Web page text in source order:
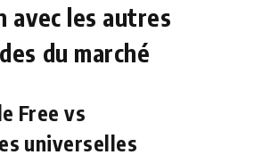
avec les autres
du marché
Free vs
universelles